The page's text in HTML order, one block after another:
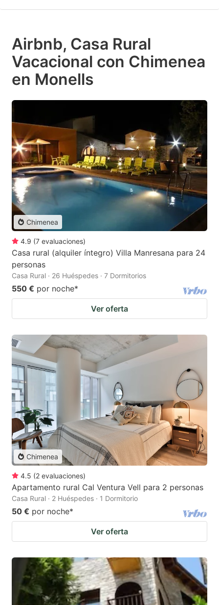
Airbnb, Casa Rural
Vacacional con Chimenea
en Monells
Chimenea
4.9 (7 evaluaciones)
Casa rural (alquiler íntegro) Villa Manresana para 24
personas
Casa Rural · 26 Huéspedes · 7 Dormitorios
550 € por noche*
Ver oferta
Chimenea
4.5 (2 evaluaciones)
Apartamento rural Cal Ventura Vell para 2 personas
Casa Rural · 2 Huéspedes · 1 Dormitorio
50 € por noche*
Ver oferta